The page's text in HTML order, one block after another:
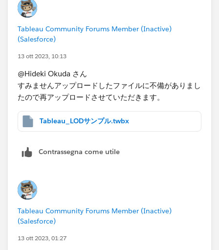
Tableau Community Forums Member (Inactive)
(Salesforce)
13 ott 2023, 10:13
@Hideki Okuda さん
すみませんアップロードしたファイルに不備がありまし
たので再アップロードさせていただきます。
Tableau_LODサンプル.twbx
Contrassegna come utile
Tableau Community Forums Member (Inactive)
(Salesforce)
13 ott 2023, 01:27